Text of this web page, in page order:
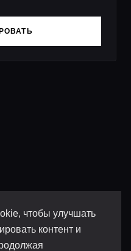
чтобы улучшать
контент и